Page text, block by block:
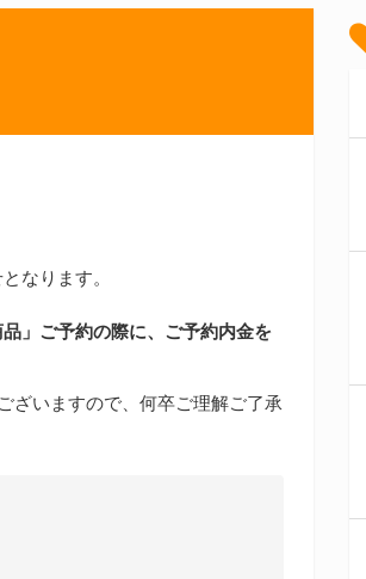
なります。
」ご予約の際に、ご予約内金を
ざいますので、何卒ご理解ご了承